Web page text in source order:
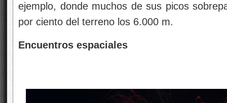
ejemplo, donde muchos de sus picos
por ciento del terreno los 6.000 m.
Encuentros espaciales